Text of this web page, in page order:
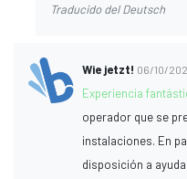
Traducido del Deutsch
Wie jetzt! 06/10/
Experiencia
operador que se
instalaciones. En
disposición a